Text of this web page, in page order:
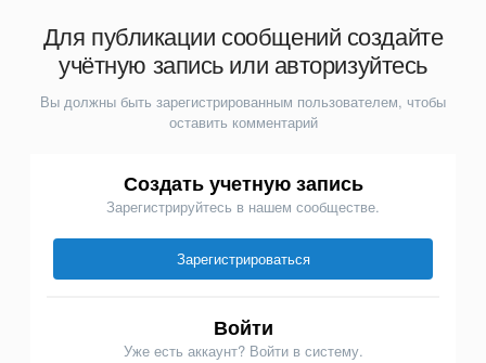
Для публикации сообщений создайте
учётную запись или авторизуйтесь
Вы должны быть зарегистрированным пользователем, чтобы
оставить комментарий
Создать учетную запись
Зарегистрируйтесь в нашем сообществе.
Зарегистрироваться
Войти
Уже есть аккаунт? Войти в систему.